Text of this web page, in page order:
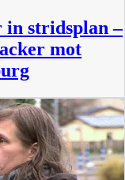
in stridsplan –
mot